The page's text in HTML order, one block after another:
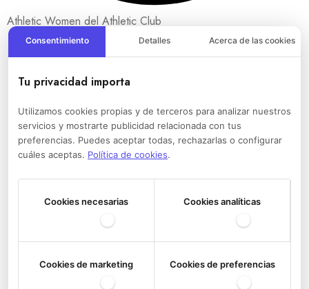
Athletic Women del Athletic Club
Consentimiento Detalles Acerca de las cookies
Tu privacidad importa
Utilizamos cookies propias y de terceros para analizar nuestros
servicios y mostrarte publicidad relacionada con tus
preferencias. Puedes aceptar todas, rechazarlas o configurar
cuáles aceptas. Política de cookies.
Cookies necesarias Cookies analíticas
Cookies de marketing Cookies de preferencias